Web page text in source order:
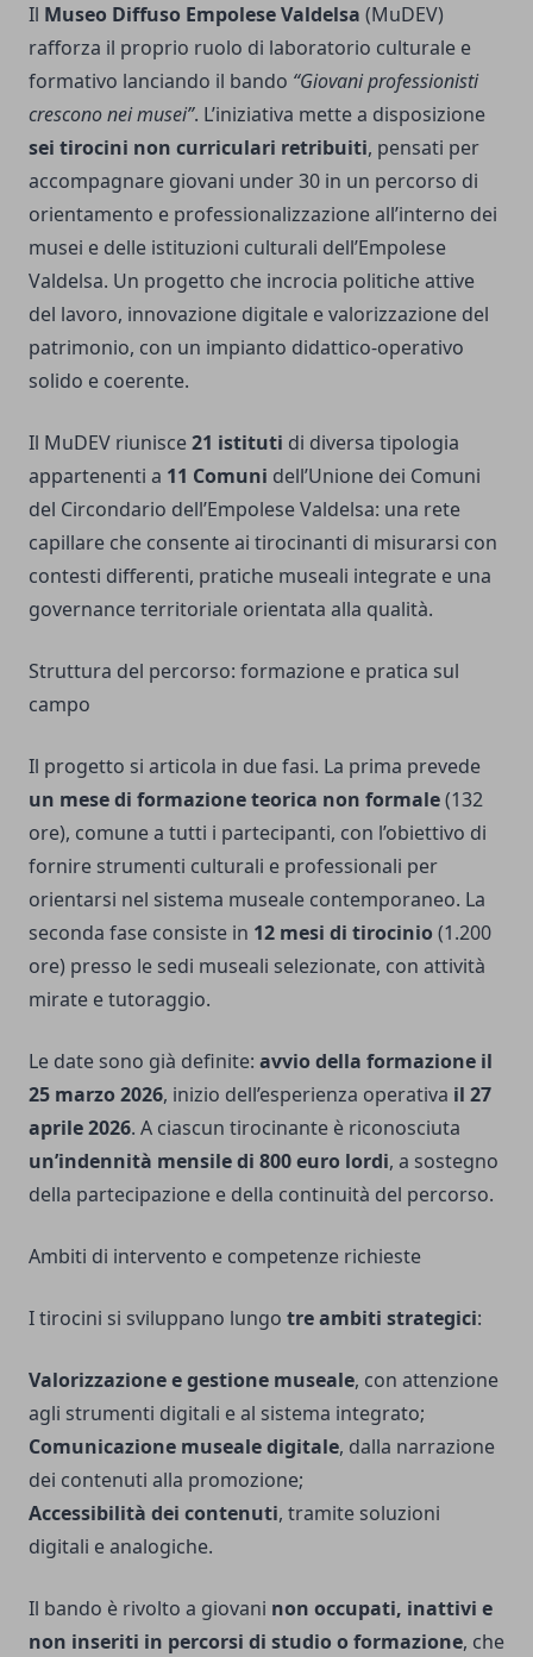
Il Museo Diffuso Empolese Valdelsa (MuDEV)
rafforza il proprio ruolo di laboratorio culturale e
formativo lanciando il bando “Giovani professionisti
crescono nei musei”. L’iniziativa mette a disposizione
sei tirocini non curriculari retribuiti, pensati per
accompagnare giovani under 30 in un percorso di
orientamento e professionalizzazione all’interno dei
musei e delle istituzioni culturali dell’Empolese
Valdelsa. Un progetto che incrocia politiche attive
del lavoro, innovazione digitale e valorizzazione del
patrimonio, con un impianto didattico-operativo
solido e coerente.
Il MuDEV riunisce21 istituti di diversa tipologia
appartenenti a 11 Comuni dell’Unione dei Comuni
del Circondario dell’Empolese Valdelsa: una rete
capillare che consente ai tirocinanti di misurarsi con
contesti differenti, pratiche museali integrate e una
governance territoriale orientata alla qualità.
Struttura del percorso: formazione e pratica sul
campo
Il progetto si articola in due fasi. La prima prevede
un mese di formazione teorica non formale(132
ore), comune a tutti i partecipanti, con l’obiettivo di
fornire strumenti culturali e professionali per
orientarsi nel sistema museale contemporaneo. La
seconda fase consiste in 12 mesi di tirocinio (1.200
ore) presso le sedi museali selezionate, con attività
mirate e tutoraggio.
Le date sono già definite: avvio della formazione il
25 marzo 2026, inizio dell’esperienza operativa il 27
aprile 2026. A ciascun tirocinante è riconosciuta
un’indennità mensile di 800 euro lordi, a sostegno
della partecipazione e della continuità del percorso.
Ambiti di intervento e competenze richieste
I tirocini si sviluppano lungo tre ambiti strategici:
Valorizzazione e gestione museale, con attenzione
agli strumenti digitali e al sistema integrato;
Comunicazione museale digitale, dalla narrazione
dei contenuti alla promozione;
Accessibilità dei contenuti, tramite soluzioni
digitali e analogiche.
Il bando è rivolto a giovani non occupati, inattivi e
non inseriti in percorsi di studio o formazione, che